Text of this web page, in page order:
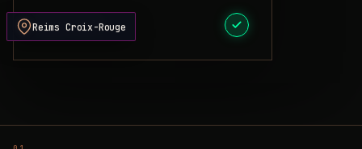
DEVIS PRÊT
Reims Croix-Rouge